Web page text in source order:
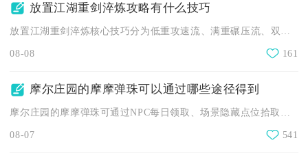
放置江湖重剑淬炼攻略有什么技巧
放置江湖重剑淬炼核心技巧分为低重攻速流、满重碾压流、双满均衡...
08-08 161
摩尔庄园的摩摩弹珠可以通过哪些途径得到
摩尔庄园的摩摩弹珠可通过NPC每日领取、场景隐藏点位拾取、随...
08-07 541